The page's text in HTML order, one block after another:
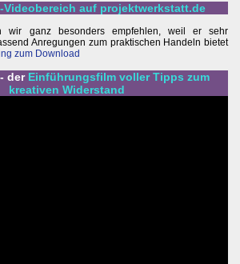
Videobereich auf projektwerkstatt.de
wir ganz besonders empfehlen, weil er sehr
Anregungen zum praktischen Handeln bietet
zum Download
der Einführungsfilm voller Tipps zum
kreativen Widerstand